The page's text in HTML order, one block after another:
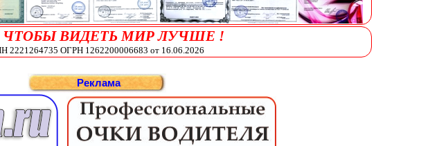
ЧТОБЫ ВИДЕТЬ МИР ЛУЧШЕ !
ОГРН 1262200006683 от 16.06.2026
Реклама